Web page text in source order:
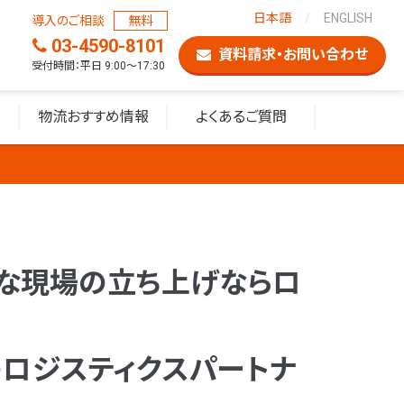
物流おすすめ情報 よくあるご質問
日本語 ENGLISH
導入のご相談 無料
03-4590-8101
受付時間：平日 9:00〜17:30
資料請求・お問い合わせ
現場の立ち上げならロ
ジスティクスパートナ